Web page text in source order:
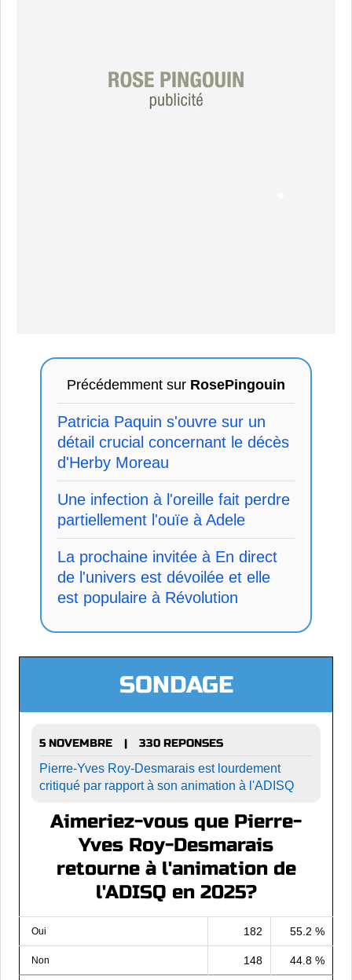
Précédemment sur RosePingouin
Patricia Paquin s'ouvre sur un
détail crucial concernant le décès
d'Herby Moreau
Une infection à l'oreille fait perdre
partiellement l'ouïe à Adele
La prochaine invitée à En direct
de l'univers est dévoilée et elle
est populaire à Révolution
SONDAGE
5 NOVEMBRE |
330 REPONSES
Pierre-Yves Roy-Desmarais est lourdement
critiqué par rapport à son animation à l'ADISQ
Aimeriez-vous que Pierre-
Yves Roy-Desmarais
retourne à l'animation de
l'ADISQ en 2025?
Oui 182 55.2 %
Non 148 44.8 %